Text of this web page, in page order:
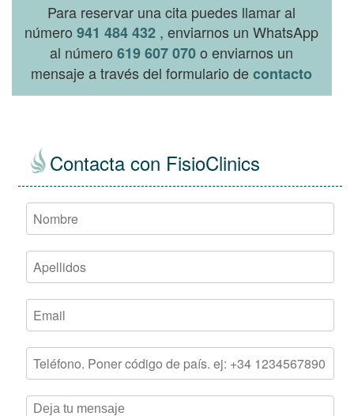
Para reservar una cita puedes llamar al
número941 484 432 , enviarnos un WhatsApp
al número619 607 070o enviarnos un
mensaje a través del formulario decontacto
Contacta con FisioClinics